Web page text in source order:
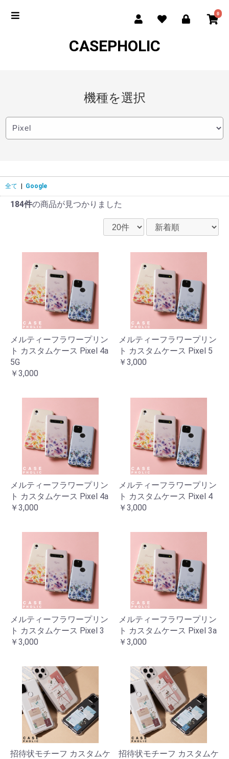
0
CASEPHOLIC
機種を選択
全て | Google
184件の商品が見つかりました
メルティーフラワープリン
ト カスタムケース Pixel 4a
5G
￥3,000
メルティーフラワープリン
ト カスタムケース Pixel 5
￥3,000
メルティーフラワープリン
ト カスタムケース Pixel 4a
￥3,000
メルティーフラワープリン
ト カスタムケース Pixel 4
￥3,000
メルティーフラワープリン
ト カスタムケース Pixel 3
￥3,000
メルティーフラワープリン
ト カスタムケース Pixel 3a
￥3,000
招待状モチーフ カスタムケ
招待状モチーフ カスタムケ